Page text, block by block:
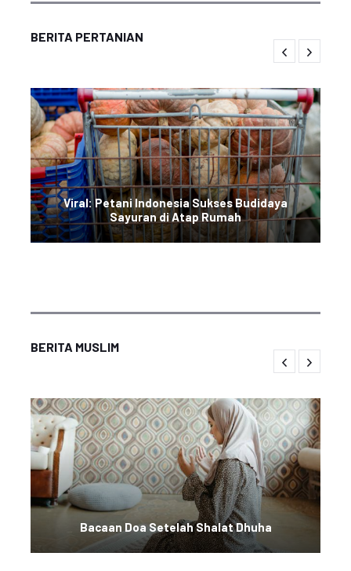
BERITA PERTANIAN
Viral: Petani Indonesia Sukses Budidaya
Sayuran di Atap Rumah
BERITA MUSLIM
Bacaan Doa Setelah Shalat Dhuha